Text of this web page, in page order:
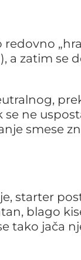
zatim se
ne
smese
starter
blago
tako jača